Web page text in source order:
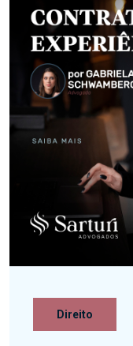
Direito